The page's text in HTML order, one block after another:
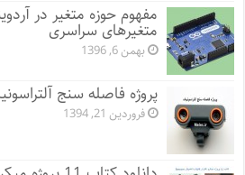
مفهوم حوزه متغیر در
متغیرهای سراسری
بهمن 6, 1396
پروژه فاصله سنج
فروردین 21, 1394